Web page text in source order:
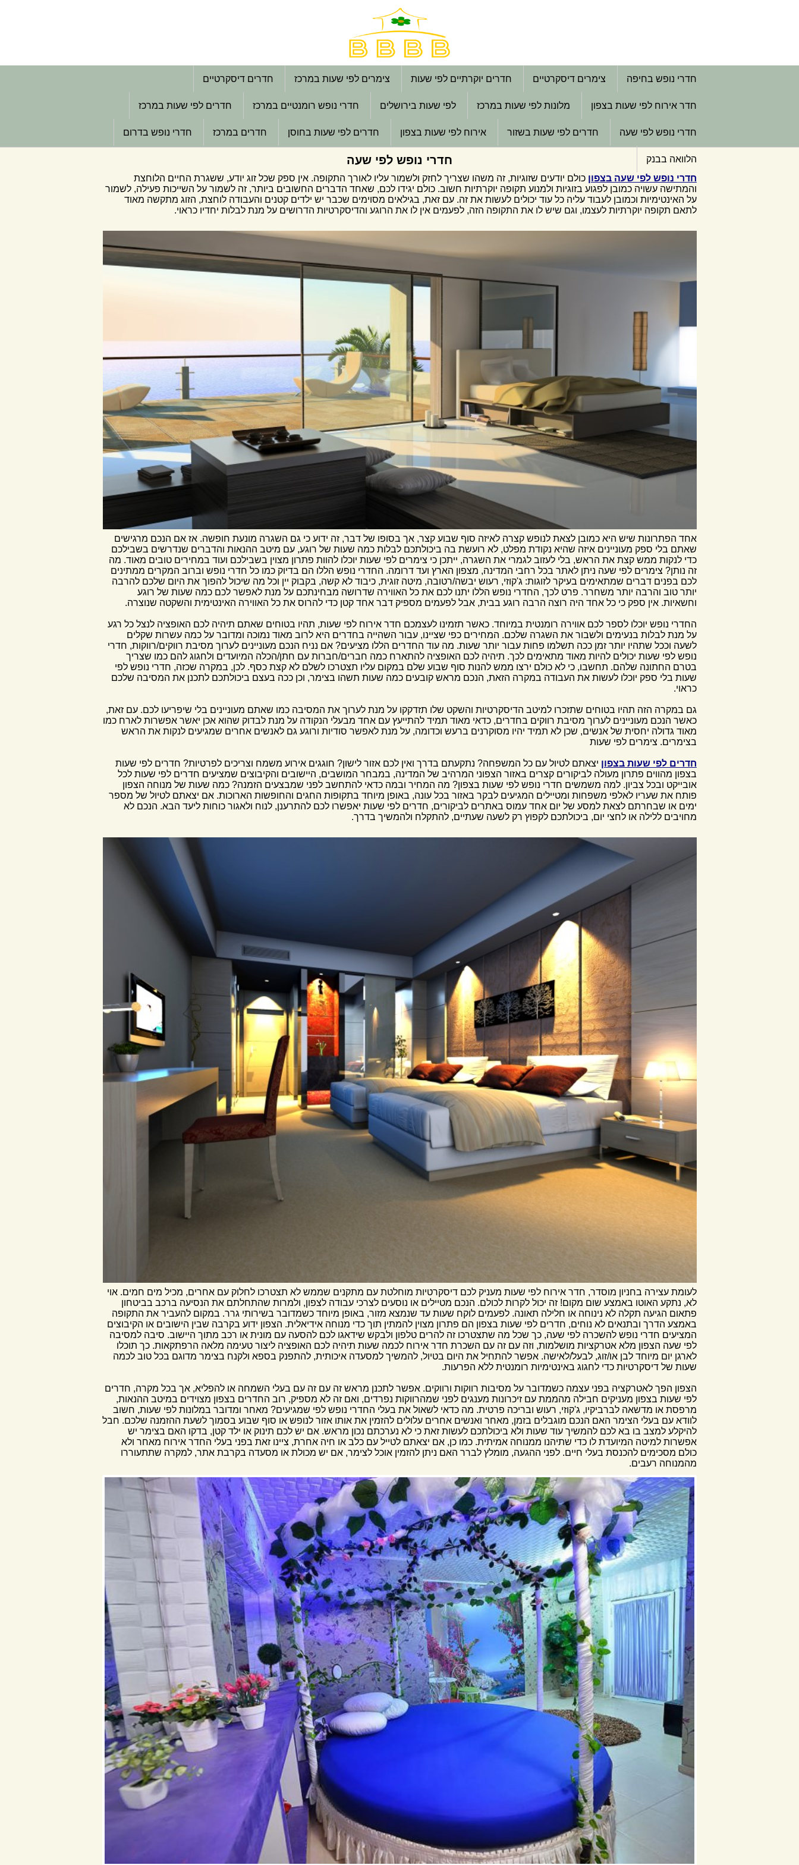
חדרי נופש בחיפה צימרים דיסקרטיים חדרים יוקרתיים לפי שעות צימרים לפי שעות במרכז חדרים דיסקרטיים
חדר אירוח לפי שעות בצפון מלונות לפי שעות במרכז לפי שעות בירושלים חדרי נופש רומנטיים במרכז חדרים לפי שעות במרכז
חדרי נופש לפי שעה חדרים לפי שעות בשזור אירוח לפי שעות בצפון חדרים לפי שעות בחוסן חדרים במרכז חדרי נופש בדרום
הלוואה בבנק חדרי נופש לפי שעה
חדרי נופש לפי שעה בצפון כולם יודעים שזוגיות, זה משהו שצריך לחזק ולשמור עליו לאורך התקופה. אין ספק שכל זוג יודע, ששגרת החיים הלוחצת
והמתישה עשויה כמובן לפגוע בזוגיות ולמנוע תקופה יוקרתיות חשוב. כולם יגידו לכם, שאחד הדברים החשובים ביותר, זה לשמור על השייכות פעילה, לשמור
על האינטימיות וכמובן לעבוד עליה כל עוד יכולים לעשות את זה. עם זאת, בגילאים מסוימים שכבר יש ילדים קטנים והעבודה לוחצת, הזוג מתקשה מאוד
לתאם תקופה יוקרתיות לעצמו, וגם שיש לו את התקופה הזה, לפעמים אין לו את הרוגע והדיסקרטיות הדרושים על מנת לבלות יחדיו כראוי.
אחד הפתרונות שיש היא כמובן לצאת לנופש קצרה לאיזה סוף שבוע קצר, אך בסופו של דבר, זה ידוע כי גם השגרה מונעת חופשה. אז אם הנכם מרגישים
שאתם בלי ספק מעוניינים איזה שהיא נקודת מפלט, לא רועשת בה ביכולתכם לבלות כמה שעות של רוגע, עם מיטב ההנאות והדברים שנדרשים בשבילכם
כדי לנקות ממש קצת את הראש, בלי לעזוב לגמרי את השגרה, ייתכן כי צימרים לפי שעות יוכלו להוות פתרון מצוין בשבילכם ועוד במחירים טובים מאוד. מה
זה נותן? צימרים לפי שעה ניתן לאתר בכל רחבי המדינה, מצפון הארץ ועד דרומה. החדרי נופש הללו הם בדיוק כמו כל חדרי נופש וברוב המקרים ממתינים
לכם בפנים דברים שמתאימים בעיקר לזוגות: ג'קוזי, רעוש יבשה/רטובה, מיטה זוגית, כיבוד לא קשה, בקבוק יין וכל מה שיכול להפוך את היום שלכם להרבה
יותר טוב והרבה יותר משחרר. פרט לכך, החדרי נופש הללו יתנו לכם את כל האווירה שדרושה מבחינתכם על מנת לאפשר לכם כמה שעות של רוגע
וחשאיות. אין ספק כי כל אחד היה רוצה הרבה רוגע בבית, אבל לפעמים מספיק דבר אחד קטן כדי להרוס את כל האווירה האינטימית והשקטה שנוצרה.
החדרי נופש יוכלו לספר לכם אווירה רומנטית במיוחד. כאשר תזמינו לעצמכם חדר אירוח לפי שעות, תהיו בטוחים שאתם תיהיה לכם האופציה לנצל כל רגע
על מנת לבלות בנעימים ולשבור את השגרה שלכם. המחירים כפי שציינו, עבור השהייה בחדרים היא לרוב מאוד נמוכה ומדובר על כמה עשרות שקלים
לשעה וככל שתהיו יותר זמן ככה תשלמו פחות עבור יותר שעות. מה עוד החדרים הללו מציעים? אם נניח הנכם מעוניינים לערוך מסיבת רווקים/רווקות, חדרי
נופש לפי שעות יכולים להיות מאוד מתאימים לכך. תיהיה לכם האופציה להתארח כמה חברים/חברות עם חתן/הכלה המיועדים ולחגוג להם כמו שצריך
בטרם החתונה שלהם. תחשבו, כי לא כולם ירצו ממש להנות סוף שבוע שלם במקום עליו תצטרכו לשלם לא קצת כסף. לכן, במקרה שכזה, חדרי נופש לפי
שעות בלי ספק יוכלו לעשות את העבודה במקרה הזאת, הנכם מראש קובעים כמה שעות תשהו בצימר, וכן ככה בעצם ביכולתכם לתכנן את המסיבה שלכם
כראוי.
גם במקרה הזה תהיו בטוחים שתזכרו למיטב הדיסקרטיות והשקט שלו תזדקקו על מנת לערוך את המסיבה כמו שאתם מעוניינים בלי שיפריעו לכם. עם זאת,
כאשר הנכם מעוניינים לערוך מסיבת רווקים בחדרים, כדאי מאוד תמיד להתייעץ עם אחד מבעלי הנקודה על מנת לבדוק שהוא אכן יאשר אפשרות לארח כמו
מאוד גדולה יחסית של אנשים, שכן לא תמיד יהיו מסוקרנים ברעש וכדומה, על מנת לאפשר סודיות ורוגע גם לאנשים אחרים שמגיעים לנקות את הראש
בצימרים. צימרים לפי שעות
חדרים לפי שעות בצפון יצאתם לטיול עם כל המשפחה? נתקעתם בדרך ואין לכם אזור לישון? חוגגים אירוע משמח וצריכים לפרטיות? חדרים לפי שעות
בצפון מהווים פתרון מעולה לביקורים קצרים באזור הצפוני המרהיב של המדינה, במבחר המושבים, היישובים והקיבוצים שמציעים חדרים לפי שעות לכל
אובייקט ובכל צביון. למה משמשים חדרי נופש לפי שעות בצפון? מה המחיר ובמה כדאי להתחשב לפני שמבצעים הזמנה? כמה שעות של מנוחה הצפון
פותח את שעריו לאלפי משפחות ומטיילים המגיעים לבקר באזור בכל עונה, באופן מיוחד בתקופות החגים והחופשות הארוכות. אם יצאתם לטיול של מספר
ימים או שבחרתם לצאת למסע של יום אחד עמוס באתרים לביקורים, חדרים לפי שעות יאפשרו לכם להתרענן, לנוח ולאגור כוחות ליעד הבא. הנכם לא
מחויבים ללילה או לחצי יום, ביכולתכם לקפוץ רק לשעה שעתיים, להתקלח ולהמשיך בדרך.
לעומת עצירה בחניון מוסדר, חדר אירוח לפי שעות מעניק לכם דיסקרטיות מוחלטת עם מתקנים שממש לא תצטרכו לחלוק עם אחרים, מכיל מים חמים. אוי
לא, נתקע האוטו באמצע שום מקום! זה יכול לקרות לכולם. הנכם מטיילים או נוסעים לצרכי עבודה לצפון, ולמרות שהתחלתם את הנסיעה ברכב בביטחון
פתאום הגיעה תקלה לא נינוחה או חלילה תאונה. לפעמים לוקח שעות עד שנמצא מזור, באופן מיוחד כשמדובר בשירותי גרר. במקום להעביר את התקופה
באמצע הדרך ובתנאים לא נוחים, חדרים לפי שעות בצפון הם פתרון מצוין להמתין תוך כדי מנוחה אידיאלית. הצפון ידוע בקרבה שבין הישובים או הקיבוצים
המציעים חדרי נופש להשכרה לפי שעה, כך שכל מה שתצטרכו זה להרים טלפון ולבקש שידאגו לכם להסעה עם מונית או רכב מתוך היישוב. סיבה למסיבה
לפי שעה הצפון מלא אטרקציות מושלמות, וזה עם זה עם השכרת חדר אירוח לכמה שעות תיהיה לכם האופציה ליצור טעימה מלאה הרפתקאות. כך תוכלו
לארגן יום מיוחד לבן או/זוג, לבעל/לאישה. אפשר להתחיל את היום בטיול, להמשיך למסעדה איכותית, להתפנק בספא ולקנח בצימר מדוגם בכל טוב לכמה
שעות של דיסקרטיות כדי לחגוג באינטימיות רומנטית ללא הפרעות.
הצפון הפך לאטרקציה בפני עצמה כשמדובר על מסיבות רווקות ורווקים. אפשר לתכנן מראש זה עם זה עם בעלי השמחה או להפליא, אך בכל מקרה, חדרים
לפי שעות בצפון מעניקים חבילה מהממת עם זיכרונות מענגים לפני שמהרווקות נפרדים, ואם זה לא מספיק, רוב החדרים בצפון מצוידים במיטב ההנאות,
מרפסת או מדשאה לברביקיו, ג'קוזי, רעוש ובריכה פרטית. מה כדאי לשאול את בעלי החדרי נופש לפי שמגיעים? מאחר ומדובר במלונות לפי שעות, חשוב
לוודא עם בעלי הצימר האם הנכם מוגבלים בזמן, מאחר ואנשים אחרים עלולים להזמין את אותו אזור לנופש או סוף שבוע בסמוך לשעת ההזמנה שלכם. חבל
להיקלע למצב בו בא לכם להמשיך עוד שעות ולא ביכולתכם לעשות זאת כי לא נערכתם נכון מראש. אם יש לכם תינוק או ילד קטן, בדקו האם בצימר יש
אפשרות למיטה המיועדת לו כדי שתיהנו ממנוחה אמיתית. כמו כן, אם יצאתם לטייל עם כלב או חיה אחרת, ציינו זאת בפני בעלי החדר אירוח מאחר ולא
כולם מסכימים להכנסת בעלי חיים. לפני ההגעה, מומלץ לברר האם ניתן להזמין אוכל לצימר, אם יש מכולת או מסעדה בקרבת אתר, למקרה שתתעוררו
מהמנוחה רעבים.